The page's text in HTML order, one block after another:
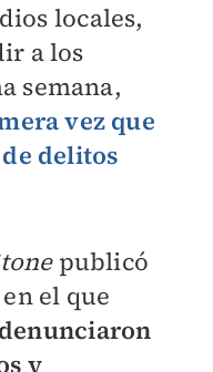
locales,
a los
semana,
vez que
delitos
publicó
el que
y